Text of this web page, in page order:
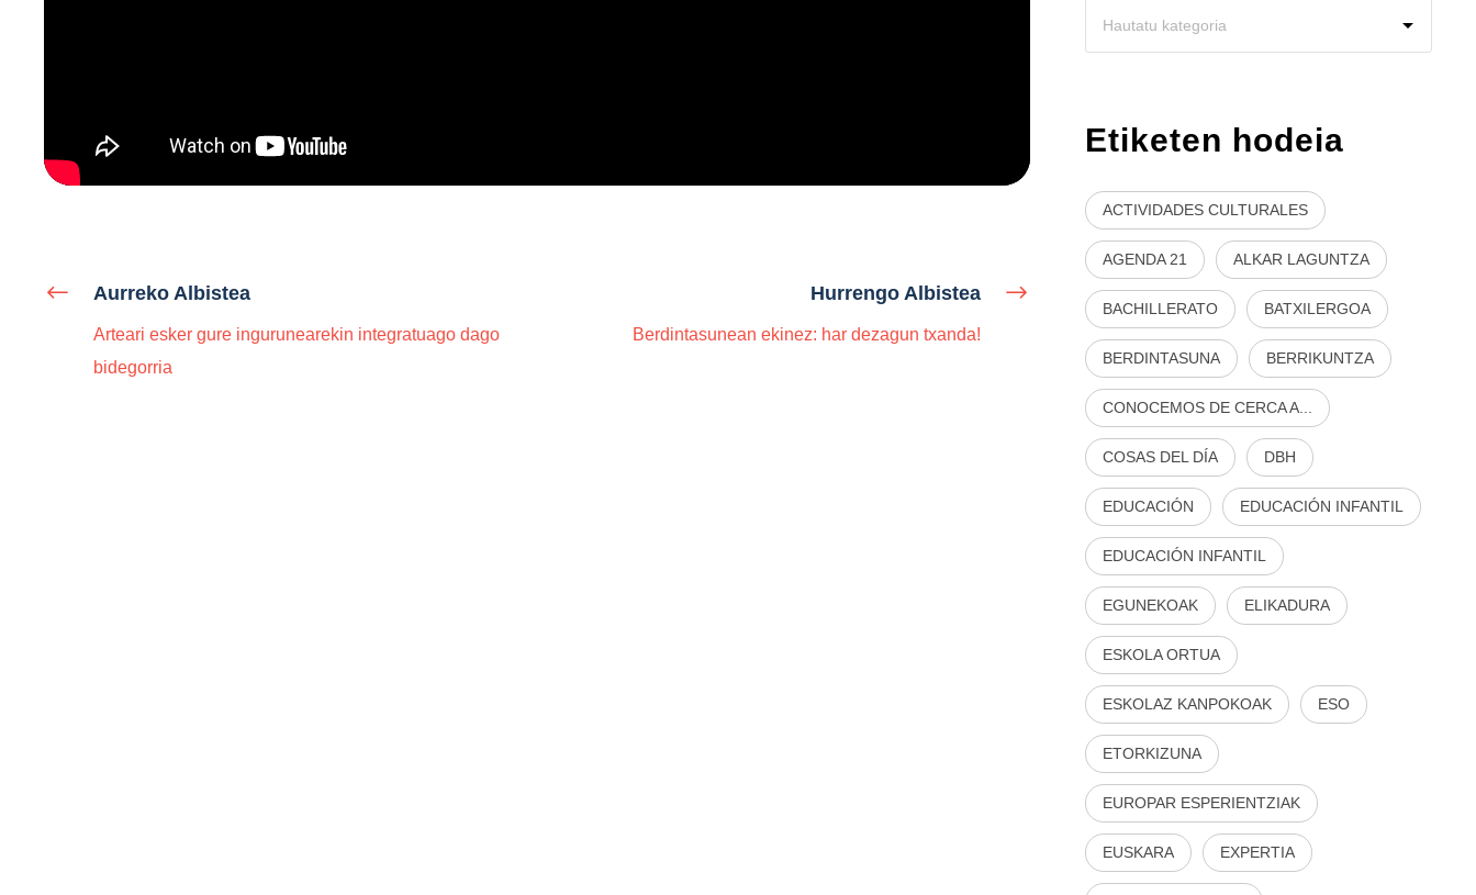
Aurreko Albistea
Arteari esker gure ingurunearekin integratuago dago
bidegorria
Hurrengo Albistea
Berdintasunean ekinez: har dezagun txanda!
Etiketen hodeia
ACTIVIDADES CULTURALES
AGENDA 21 ALKAR LAGUNTZA
BACHILLERATO BATXILERGOA
BERDINTASUNA BERRIKUNTZA
CONOCEMOS DE CERCA A...
COSAS DEL DÍA DBH
EDUCACIÓN EDUCACIÓN INFANTIL
EDUCACIÓN INFANTIL
EGUNEKOAK ELIKADURA
ESKOLA ORTUA
ESKOLAZ KANPOKOAK ESO
ETORKIZUNA
EUROPAR ESPERIENTZIAK
EUSKARA EXPERTIA